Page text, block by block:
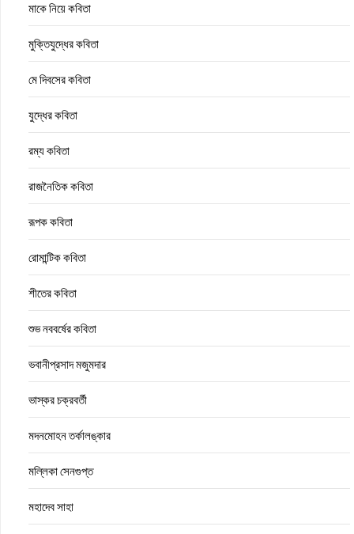
মাকে নিয়ে কবিতা
মুক্তিযুদ্ধের কবিতা
মে দিবসের কবিতা
যুদ্ধের কবিতা
রম্য কবিতা
রাজনৈতিক কবিতা
রূপক কবিতা
রোমান্টিক কবিতা
শীতের কবিতা
শুভ নববর্ষের কবিতা
ভবানীপ্রসাদ মজুমদার
ভাস্কর চক্রবর্তী
মদনমোহন তর্কালঙ্কার
মল্লিকা সেনগুপ্ত
মহাদেব সাহা